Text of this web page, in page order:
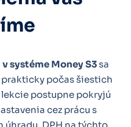
systéme Money S3sa
počas šiestich
postupne pokryjú
cez prácu s
DPH na týchto